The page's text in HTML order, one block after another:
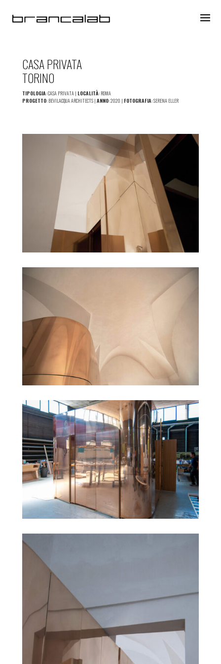
CASA PRIVATA
TORINO
TIPOLOGIA: CASA PRIVATA | LOCALITÀ: ROMA
PROGETTO: BEVILACQUA ARCHITECTS | ANNO: 2020 | FOTOGRAFIA: SERENA ELLER